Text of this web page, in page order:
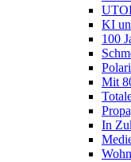
KI
100
Mit
In